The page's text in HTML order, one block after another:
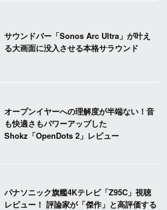
サウンドバー「Sonos Arc Ultra」が叶え
る大画面に没入させる本格サラウンド
オープンイヤーへの理解度が半端ない！音
も快適さもパワーアップした
Shokz「OpenDots 2」レビュー
パナソニック旗艦4Kテレビ「Z95C」視聴
レビュー！ 評論家が「傑作」と高評価する